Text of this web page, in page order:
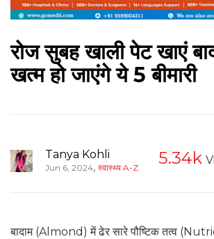
रोज सुबह खाली पेट खाएं
खत्‍म हो जाएंगे ये 5 बीमारी
Tanya Kohli
Jun 6, 2024, स्वास्थ्य A-Z 5.34k
बादाम (Almond) में ढेर सारे पौष्‍टिक तत्‍व